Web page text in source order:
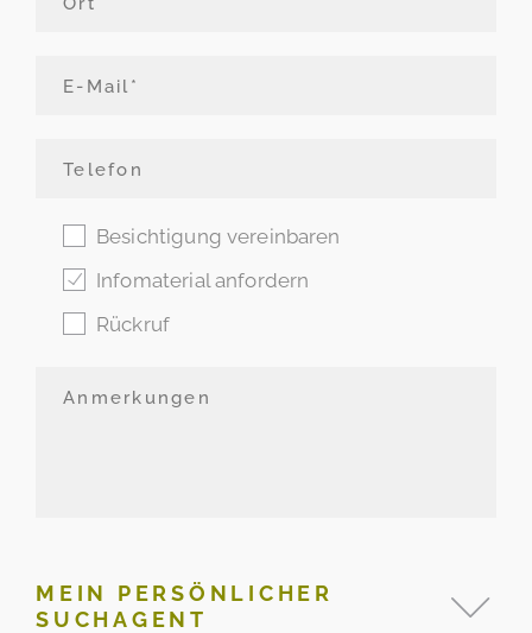
Besichtigung vereinbaren
Infomaterial anfordern
Rückruf
MEIN PERSÖNLICHER
SUCHAGENT